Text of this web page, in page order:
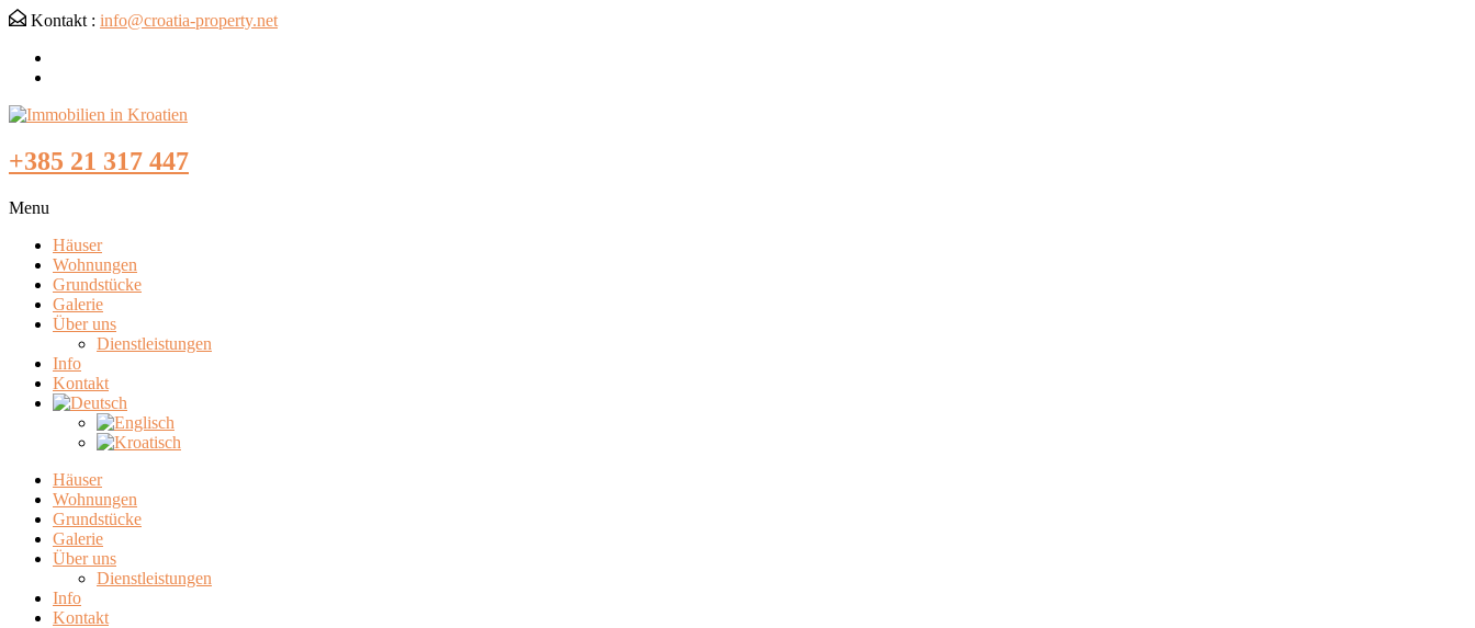
Kontakt : info@croatia-property.net
+385 21 317 447
Menu
Häuser
Wohnungen
Grundstücke
Galerie
Über uns
Dienstleistungen
Info
Kontakt
Häuser
Wohnungen
Grundstücke
Galerie
Über uns
Dienstleistungen
Info
Kontakt